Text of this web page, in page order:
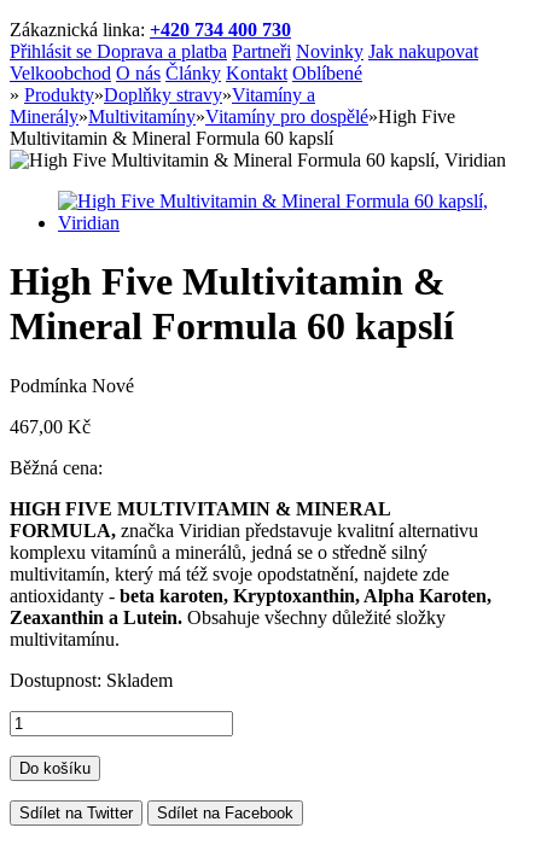
Zákaznická linka: +420 734 400 730
Přihlásit se Doprava a platba Partneři Novinky Jak nakupovat
Velkoobchod O nás Články Kontakt Oblíbené
» Produkty»Doplňky stravy»Vitamíny a
Minerály»Multivitamíny»Vitamíny pro dospělé»High Five
Multivitamin & Mineral Formula 60 kapslí
High Five Multivitamin &
Mineral Formula 60 kapslí
Podmínka Nové
467,00 Kč
Běžná cena:
HIGH FIVE MULTIVITAMIN ­& MINERAL
FORMULA, značka Viridian představuje kvalitní alternativu
komplexu vitamínů a minerálů, jedná se o středně silný
multivitamín, který má též svoje opodstatnění, najdete zde
antioxidanty - beta karoten, Kryptoxanthin, Alpha Karoten,
Zeaxanthin a Lutein. Obsahuje všechny důležité složky
multivitamínu.
Dostupnost: Skladem
Do košíku
Sdílet na Twitter Sdílet na Facebook